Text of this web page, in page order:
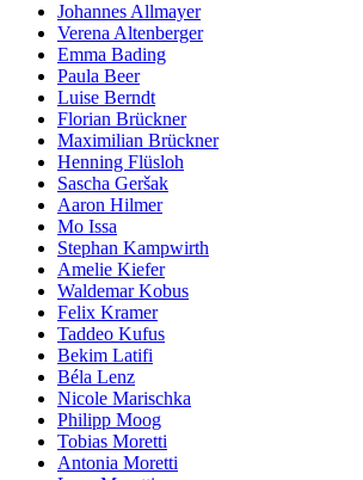
Johannes Allmayer
Verena Altenberger
Emma Bading
Paula Beer
Luise Berndt
Florian Brückner
Maximilian Brückner
Henning Flüsloh
Sascha Geršak
Aaron Hilmer
Mo Issa
Stephan Kampwirth
Amelie Kiefer
Waldemar Kobus
Felix Kramer
Taddeo Kufus
Bekim Latifi
Béla Lenz
Nicole Marischka
Philipp Moog
Tobias Moretti
Antonia Moretti